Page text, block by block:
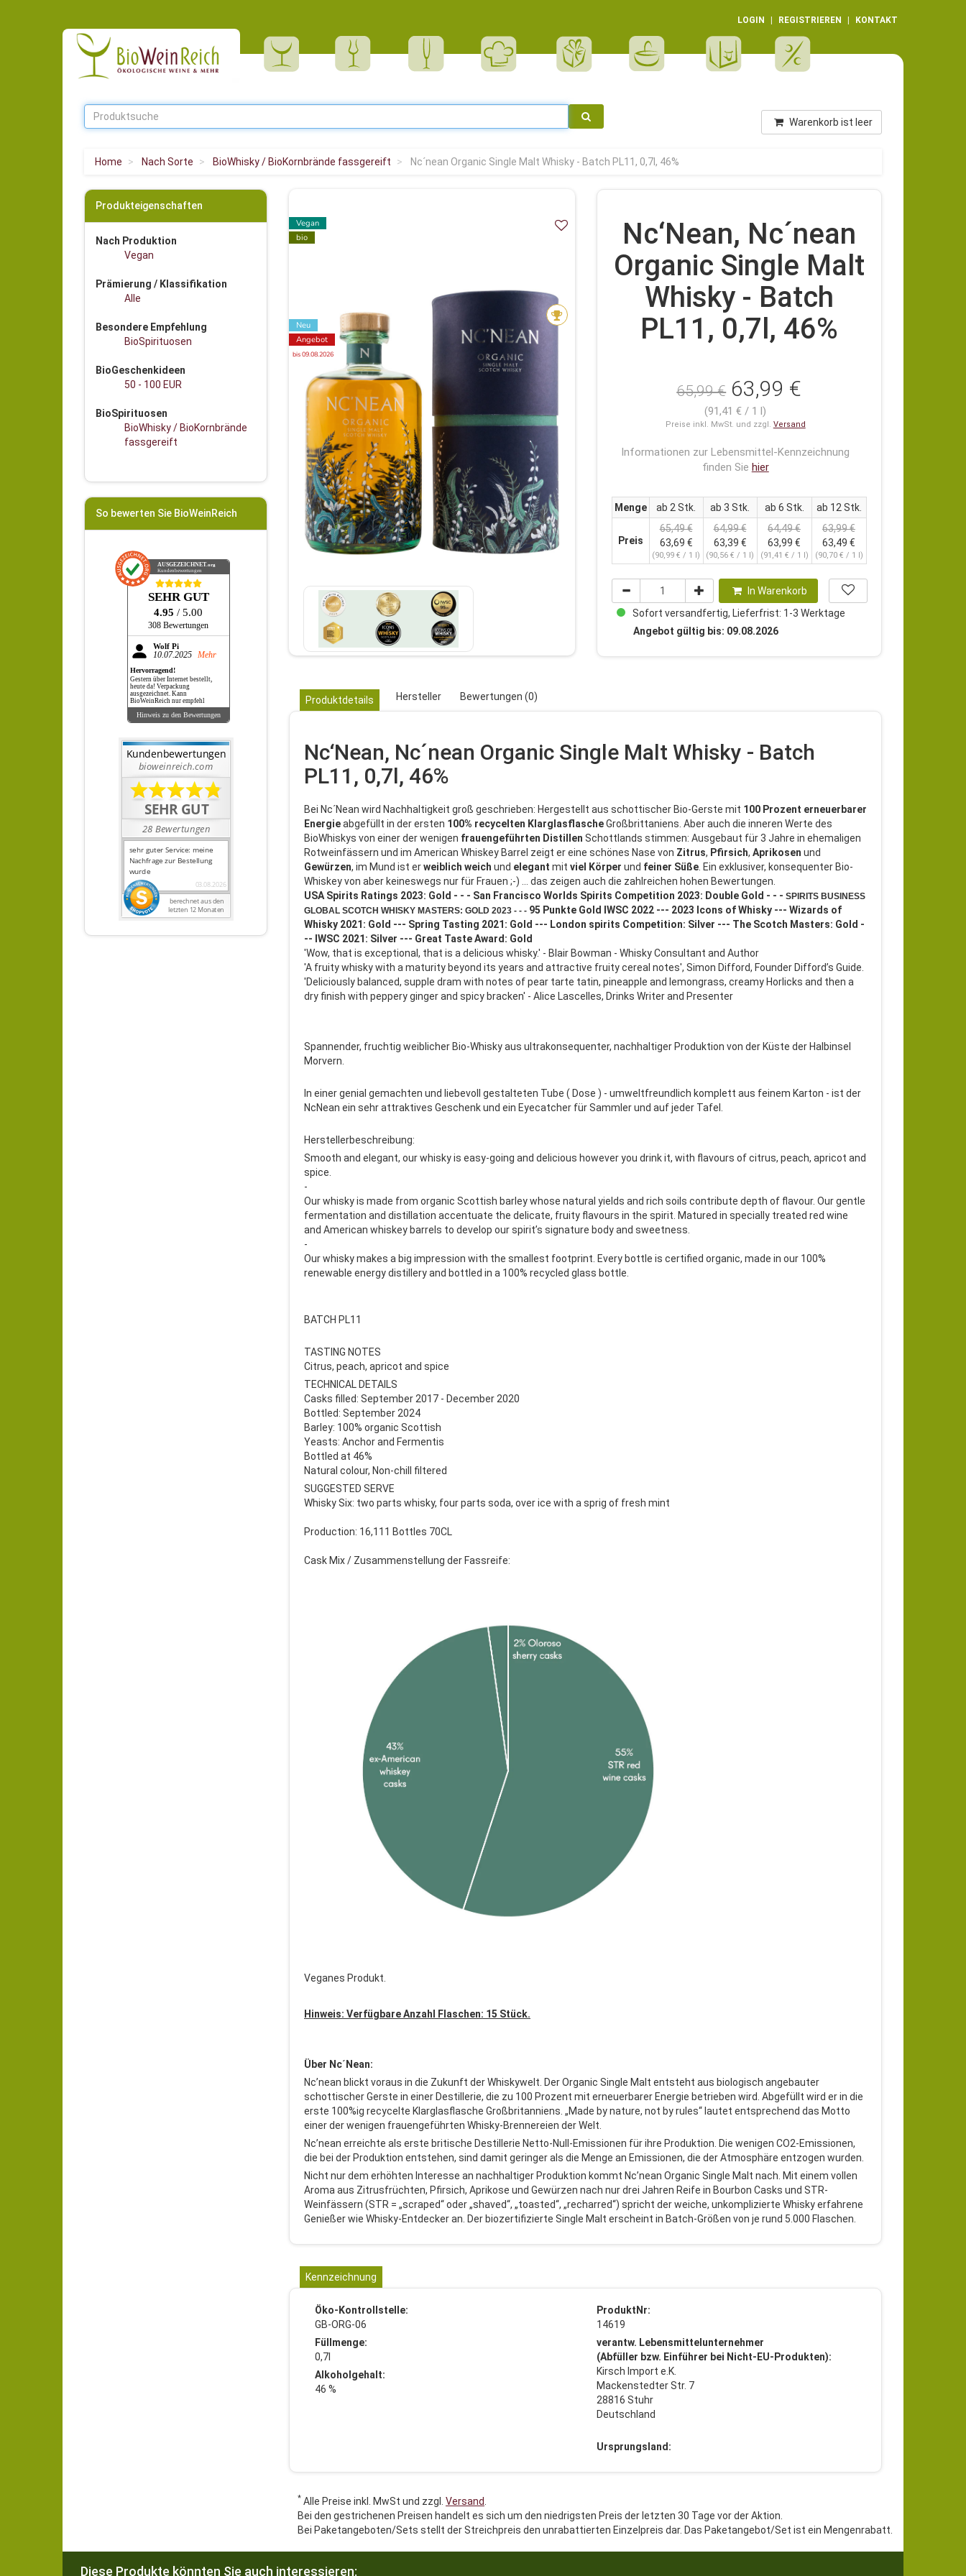
LOGIN REGISTRIEREN KONTAKT
Warenkorb ist leer
Home Nach Sorte BioWhisky / BioKornbrände fassgereift Nc´nean Organic Single Malt Whisky - Batch PL11, 0,7l, 46%
Produkteigenschaften
Nach Produktion
Vegan
Prämierung / Klassifikation
Alle
Besondere Empfehlung
BioSpirituosen
BioGeschenkideen
50 - 100 EUR
BioSpirituosen
BioWhisky / BioKornbrände
fassgereift
So bewerten Sie BioWeinReich
AUSGEZEICHNET.org
Kundenbewertungen
SEHR GUT
4.95 / 5.00
308 Bewertungen
Wolf Pi
10.07.2025 Mehr
Hervorragend!
Gestern über Internet bestellt,
heute da! Verpackung
ausgezeichnet. Kann
BioWeinReich nur empfehl
Hinweis zu den Bewertungen
Vegan
bio
Neu
Angebot
bis 09.08.2026
Nc‘Nean, Nc´nean
Organic Single Malt
Whisky - Batch
PL11, 0,7l, 46%
65,99 €63,99 €
(91,41 € / 1 l)
Preise inkl. MwSt. und zzgl. Versand
Informationen zur Lebensmittel-Kennzeichnung
finden Sie hier
Menge ab 2 Stk. ab 3 Stk. ab 6 Stk. ab 12 Stk.
Preis
65,49 €
63,69 €
(90,99 € / 1 l)
64,99 €
63,39 €
(90,56 € / 1 l)
64,49 €
63,99 €
(91,41 € / 1 l)
63,99 €
63,49 €
(90,70 € / 1 l)
In Warenkorb
Sofort versandfertig, Lieferfrist: 1-3 Werktage
Angebot gültig bis: 09.08.2026
Produktdetails Hersteller Bewertungen (0)
Nc‘Nean, Nc´nean Organic Single Malt Whisky - Batch
PL11, 0,7l, 46%
Bei Nc´Nean wird Nachhaltigkeit groß geschrieben: Hergestellt aus schottischer Bio-Gerste mit 100 Prozent erneuerbarer
Energieabgefüllt in der ersten 100% recycelten KlarglasflascheGroßbrittaniens. Aber auch die inneren Werte des
BioWhiskys von einer der wenigen frauengeführten Distillen Schottlands stimmen: Ausgebaut für 3 Jahre in ehemaligen
Rotweinfässern und im American Whiskey Barrel zeigt er eine schönes Nase von Zitrus, Pfirsich, Aprikosen und
Gewürzen, im Mund ist erweiblich weich und elegant mit viel Körper und feiner Süße . Ein exklusiver, konsequenter Bio-
Whiskey von aber keineswegs nur für Frauen ;-) ... das zeigen auch die zahlreichen hohen Bewertungen.
USA Spirits Ratings 2023: Gold - - - San Francisco Worlds Spirits Competition 2023: Double Gold - - - SPIRITS BUSINESS
GLOBAL SCOTCH WHISKY MASTERS: GOLD 2023 - - - 95 Punkte Gold IWSC 2022 --- 2023 Icons of Whisky --- Wizards of
Whisky 2021: Gold --- Spring Tasting 2021: Gold --- London spirits Competition: Silver --- The Scotch Masters: Gold -
-- IWSC 2021: Silver --- Great Taste Award: Gold
'Wow, that is exceptional, that is a delicious whisky.' - Blair Bowman - Whisky Consultant and Author
'A fruity whisky with a maturity beyond its years and attractive fruity cereal notes', Simon Difford, Founder Difford’s Guide.
'Deliciously balanced, supple dram with notes of pear tarte tatin, pineapple and lemongrass, creamy Horlicks and then a
dry finish with peppery ginger and spicy bracken' - Alice Lascelles, Drinks Writer and Presenter
Spannender, fruchtig weiblicher Bio-Whisky aus ultrakonsequenter, nachhaltiger Produktion von der Küste der Halbinsel
Morvern.
In einer genial gemachten und liebevoll gestalteten Tube ( Dose ) - umweltfreundlich komplett aus feinem Karton - ist der
NcNean ein sehr attraktives Geschenk und ein Eyecatcher für Sammler und auf jeder Tafel.
Herstellerbeschreibung:
Smooth and elegant, our whisky is easy-going and delicious however you drink it, with flavours of citrus, peach, apricot and
spice.
-
Our whisky is made from organic Scottish barley whose natural yields and rich soils contribute depth of flavour. Our gentle
fermentation and distillation accentuate the delicate, fruity flavours in the spirit. Matured in specially treated red wine
and American whiskey barrels to develop our spirit’s signature body and sweetness.
-
Our whisky makes a big impression with the smallest footprint. Every bottle is certified organic, made in our 100%
renewable energy distillery and bottled in a 100% recycled glass bottle.
BATCH PL11
TASTING NOTES
Citrus, peach, apricot and spice
TECHNICAL DETAILS
Casks filled: September 2017 - December 2020
Bottled: September 2024
Barley: 100% organic Scottish
Yeasts: Anchor and Fermentis
Bottled at 46%
Natural colour, Non-chill filtered
SUGGESTED SERVE
Whisky Six: two parts whisky, four parts soda, over ice with a sprig of fresh mint
Production: 16,111 Bottles 70CL
Cask Mix / Zusammenstellung der Fassreife:
Veganes Produkt.
Hinweis: Verfügbare Anzahl Flaschen: 15 Stück.
Über Nc´Nean:
Nc’nean blickt voraus in die Zukunft der Whiskywelt. Der Organic Single Malt entsteht aus biologisch angebauter
schottischer Gerste in einer Destillerie, die zu 100 Prozent mit erneuerbarer Energie betrieben wird. Abgefüllt wird er in die
erste 100%ig recycelte Klarglasflasche Großbritanniens. „Made by nature, not by rules“ lautet entsprechend das Motto
einer der wenigen frauengeführten Whisky-Brennereien der Welt.
Nc’nean erreichte als erste britische Destillerie Netto-Null-Emissionen für ihre Produktion. Die wenigen CO2-Emissionen,
die bei der Produktion entstehen, sind damit geringer als die Menge an Emissionen, die der Atmosphäre entzogen wurden.
Nicht nur dem erhöhten Interesse an nachhaltiger Produktion kommt Nc’nean Organic Single Malt nach. Mit einem vollen
Aroma aus Zitrusfrüchten, Pfirsich, Aprikose und Gewürzen nach nur drei Jahren Reife in Bourbon Casks und STR-
Weinfässern (STR = „scraped“ oder „shaved“, „toasted“, „recharred“) spricht der weiche, unkomplizierte Whisky erfahrene
Genießer wie Whisky-Entdecker an. Der biozertifizierte Single Malt erscheint in Batch-Größen von je rund 5.000 Flaschen.
Kennzeichnung
Öko-Kontrollstelle:
GB-ORG-06
Füllmenge:
0,7l
Alkoholgehalt:
46 %
ProduktNr:
14619
verantw. Lebensmittelunternehmer
(Abfüller bzw. Einführer bei Nicht-EU-Produkten):
Kirsch Import e.K.
Mackenstedter Str. 7
28816 Stuhr
Deutschland
Ursprungsland:
* Alle Preise inkl. MwSt und zzgl. Versand
Bei den gestrichenen Preisen handelt es sich um den niedrigsten Preis der letzten 30 Tage vor der Aktion.
Bei Paketangeboten/Sets stellt der Streichpreis den unrabattierten Einzelpreis dar. Das Paketangebot/Set ist ein Mengenrabatt.
Diese Produkte könnten Sie auch interessieren: